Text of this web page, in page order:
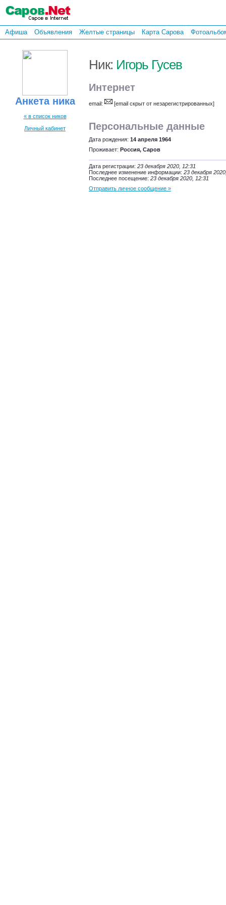
Афиша Объявления Желтые страницы Карта Сарова
Анкета ника
« в список ников
Личный кабинет
Ник: Игорь Гусев
Интернет
email: [email скрыт от незарегистрированных]
Персональные данные
Дата рождения: 14 апреля 1964
Проживает: Россия, Саров
Дата регистрации: 23 декабря 2020, 12:31
Последнее изменение информации: 23 декабря
Последнее посещение: 23 декабря 2020, 12:31
Отправить личное сообщение »